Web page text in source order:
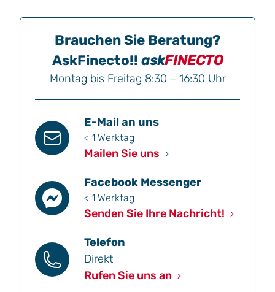
Brauchen Sie Beratung?
AskFinecto!! askFINECTO
Montag bis Freitag 8:30 – 16:30 Uhr
E-Mail an uns
< 1 Werktag
Mailen Sie uns
Facebook Messenger
< 1 Werktag
Senden Sie Ihre Nachricht!
Telefon
Direkt
Rufen Sie uns an